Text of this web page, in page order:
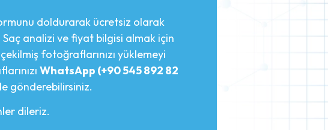
doldurarak ücretsiz olarak
Saç analizi ve fiyat bilgisi almak için
fotoğraflarınızı yüklemeyi
WhatsApp (+90 545 892 82
gönderebilirsiniz.
dileriz.